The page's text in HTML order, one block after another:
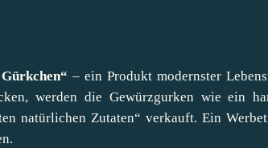
– ein Produkt modernster
werden die Gewürzgurken wie ein
natürlichen Zutaten“ verkauft. Ein